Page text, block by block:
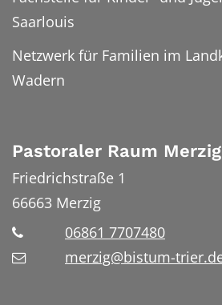
Saarlouis
Netzwerk für Familien im
Wadern
Pastoraler Raum Merzig
Friedrichstraße 1
66663 Merzig
06861 7707480
merzig@bistum-